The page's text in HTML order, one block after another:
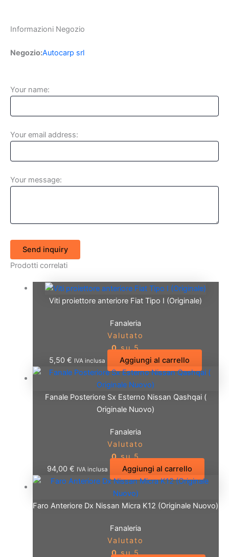
Informazioni Negozio
Negozio:Autocarp srl
Your name:
Your email address:
Your message:
Send inquiry
Prodotti correlati
Viti proiettore anteriore Fiat Tipo I (Originale)
Fanaleria
Valutato
0su 5
5,50€ IVA inclusa Aggiungi al carrello
Fanale Posteriore Sx Esterno Nissan Qashqai (
Originale Nuovo)
Fanaleria
Valutato
0su 5
94,00 € IVA inclusa Aggiungi al carrello
Faro Anteriore Dx Nissan Micra K12 (Originale Nuovo)
Fanaleria
Valutato
0su 5